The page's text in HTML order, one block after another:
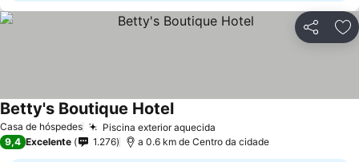
Partilhar
Casa de hóspedes Piscina exterior aquecida
Betty's Boutique HotelVer preços
9,4 Excelente 1.276 a 0.6 km de Centro da cidade